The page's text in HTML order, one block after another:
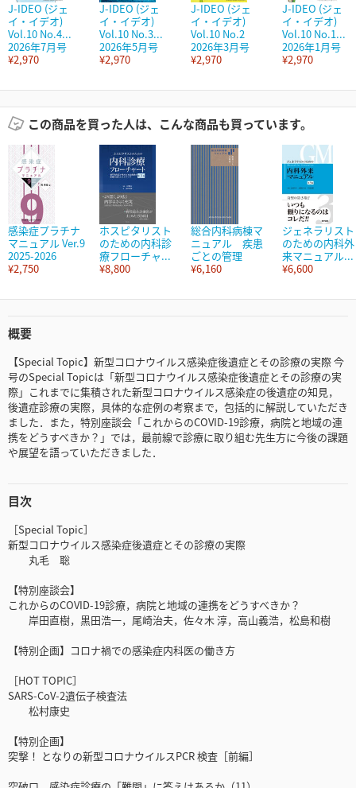
J-IDEO (ジェ
イ・イデオ)
Vol.10 No.4...
2026年7月号
¥2,970
J-IDEO (ジェ
イ・イデオ)
Vol.10 No.3...
2026年5月号
¥2,970
J-IDEO (ジェ
イ・イデオ)
Vol.10 No.2
2026年3月号
¥2,970
J-IDEO (ジェ
イ・イデオ)
Vol.10 No.1...
2026年1月号
¥2,970
この商品を買った人は、こんな商品も買っています。
感染症プラチナ
マニュアル Ver.9
2025-2026
¥2,750
ホスピタリスト
のための内科診
療フローチャ...
¥8,800
総合内科病棟マ
ニュアル 疾患
ごとの管理
¥6,160
ジェネラリスト
のための内科外
来マニュアル...
¥6,600
概要
【Special Topic】新型コロナウイルス感染症後遺症とその診療の実際 今
号のSpecial Topicは「新型コロナウイルス感染症後遺症とその診療の実
際」これまでに集積された新型コロナウイルス感染症の後遺症の知見，
後遺症診療の実際，具体的な症例の考察まで，包括的に解説していただき
ました．また，特別座談会「これからのCOVID-19診療，病院と地域の連
携をどうすべきか？」では，最前線で診療に取り組む先生方に今後の課題
や展望を語っていただきました．
目次
［Special Topic］
新型コロナウイルス感染症後遺症とその診療の実際
丸毛 聡
【特別座談会】
これからのCOVID-19診療，病院と地域の連携をどうすべきか？
岸田直樹，黒田浩一，尾崎治夫，佐々木 淳，高山義浩，松島和樹
【特別企画】コロナ禍での感染症内科医の働き方
［HOT TOPIC］
SARS-CoV-2遺伝子検査法
松村康史
【特別企画】
突撃！ となりの新型コロナウイルスPCR 検査［前編］